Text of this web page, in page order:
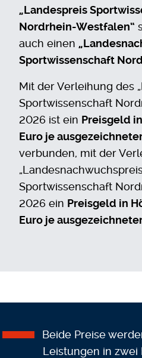
„Landespreis
Nordrhein-Westfalen“
auch einen
Sportwissenschaft
Mit der Verleihung des
Sportwissenschaft
2026 ist ein Preisgeld
Euro je
verbunden, mit der
Sportwissenschaft
2026 ein Preisgeld in
Euro je
Beide Preise
Leistungen in zwei